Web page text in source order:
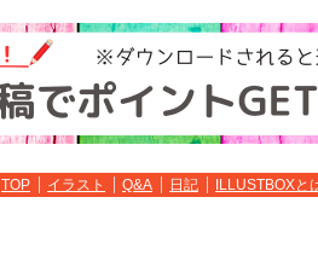
TOP イラスト Q&A 日記 ILLUSTBOXと